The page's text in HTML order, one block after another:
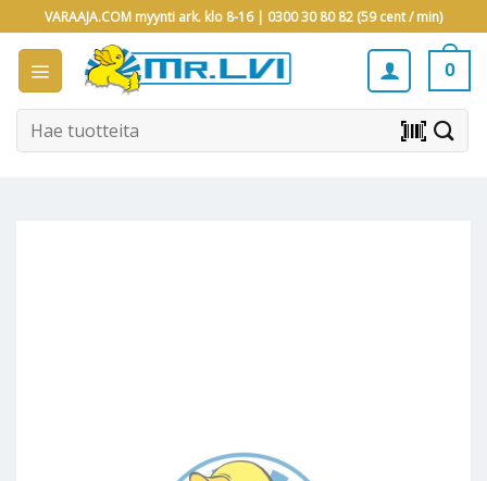
to
content
VARAAJA.COM myynti ark. klo 8-16 | 0300 30 80 82 (59 cent / min)
0
Etsi: barcode_scanner